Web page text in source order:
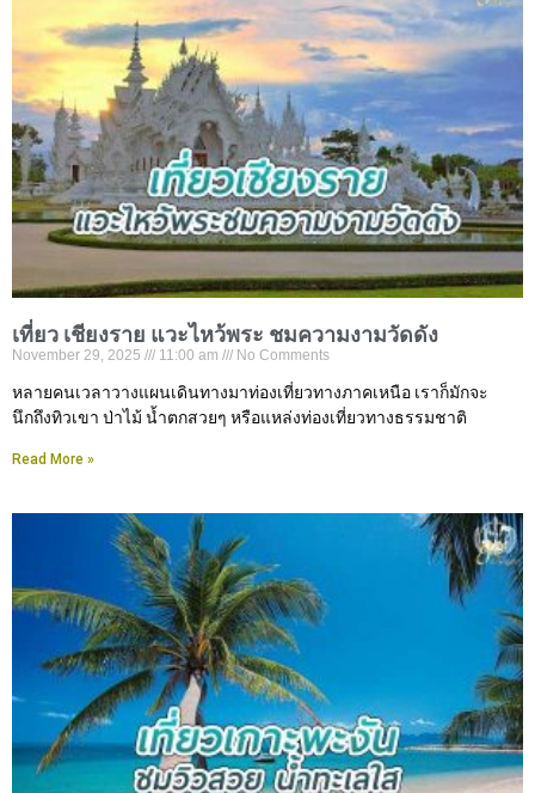
เที่ยว เชียงราย แวะไหว้พระ ชมความงามวัดดัง
November 29, 2025 11:00 am No Comments
หลายคนเวลาวางแผนเดินทางมาท่องเที่ยวทางภาคเหนือ เราก็มักจะ
นึกถึงทิวเขา ป่าไม้ น้ำตกสวยๆ หรือแหล่งท่องเที่ยวทางธรรมชาติ
Read More »